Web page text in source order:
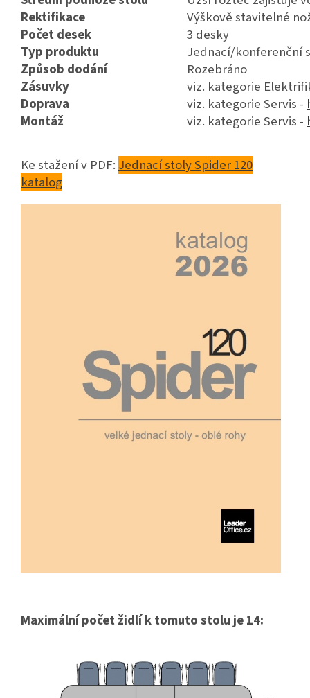
Rektifikace
Výškově stavitelné
Počet desek
3 desky
Typ produktu
Jednací/konferenční
Způsob dodání
Rozebráno
Zásuvky
viz. kategorie
Doprava
viz. kategorie Servis -
Montáž
viz. kategorie Servis -
Ke stažení v PDF:Jednací stoly Spider 120
katalog
Maximální počet židlí k tomuto stolu je 14: